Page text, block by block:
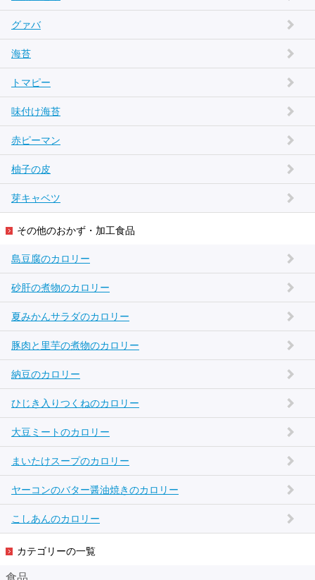
グァバ
海苔
トマピー
味付け海苔
赤ピーマン
柚子の皮
芽キャベツ
その他のおかず・加工食品
島豆腐のカロリー
砂肝の煮物のカロリー
夏みかんサラダのカロリー
豚肉と里芋の煮物のカロリー
納豆のカロリー
ひじき入りつくねのカロリー
大豆ミートのカロリー
まいたけスープのカロリー
ヤーコンのバター醤油焼きのカロリー
こしあんのカロリー
カテゴリーの一覧
食品